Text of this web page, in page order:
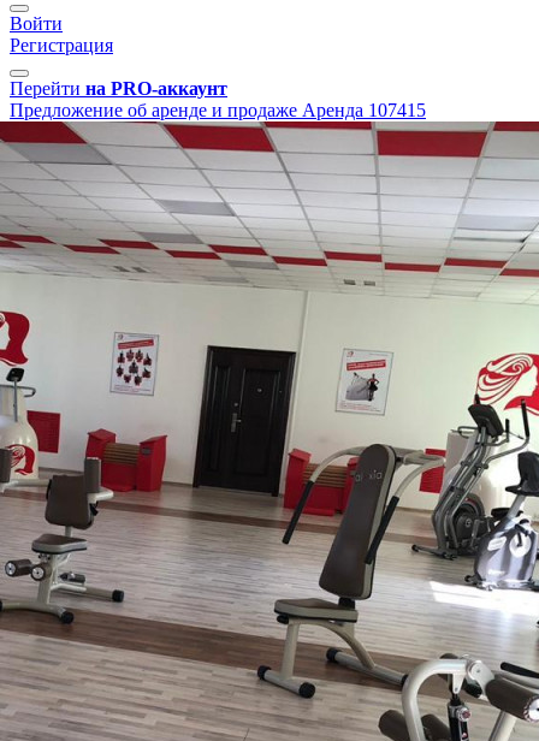
Войти
Регистрация
Перейти на PRO-аккаунт
Предложение об аренде и продаже Аренда 107415